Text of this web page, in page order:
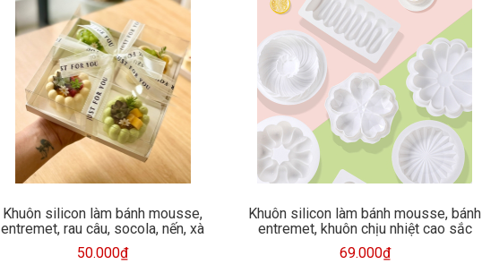
Khuôn silicon làm bánh mousse,
entremet, rau câu, socola, nến, xà
phòng
50.000₫
Khuôn silicon làm bánh mousse, bánh
entremet, khuôn chịu nhiệt cao sắc
nét
69.000₫